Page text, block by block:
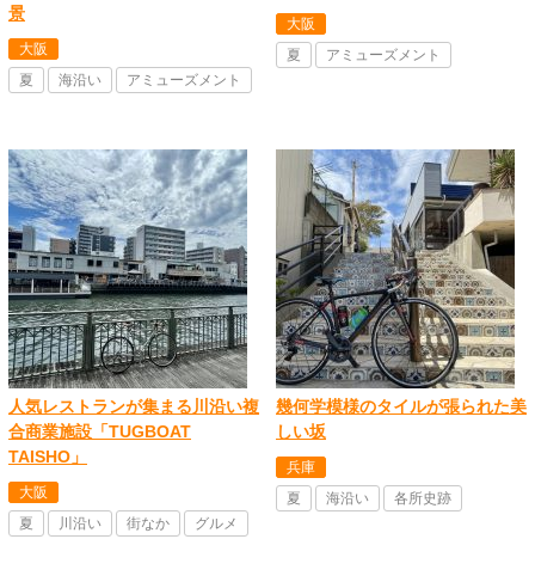
景
大阪
夏
海沿い アミューズメント
大阪
夏
アミューズメント
人気レストランが集まる川沿い複
合商業施設「TUGBOAT
TAISHO」
大阪
夏
川沿い 街なか グルメ
幾何学模様のタイルが張られた美
しい坂
兵庫
夏
海沿い 各所史跡